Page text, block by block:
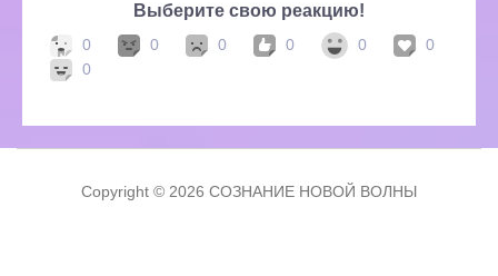
Выберите свою реакцию!
0 0 0 0 0
0
0
Copyright © 2026 СОЗНАНИЕ НОВОЙ ВОЛНЫ